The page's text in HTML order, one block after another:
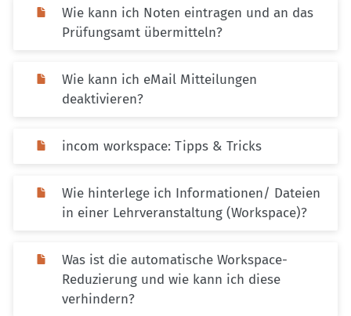
Wie kann ich Noten eintragen und an das
Prüfungsamt übermitteln?
Wie kann ich eMail Mitteilungen
deaktivieren?
incom workspace: Tipps & Tricks
Wie hinterlege ich Informationen/ Dateien
in einer Lehrveranstaltung (Workspace)?
Was ist die automatische Workspace-
Reduzierung und wie kann ich diese
verhindern?